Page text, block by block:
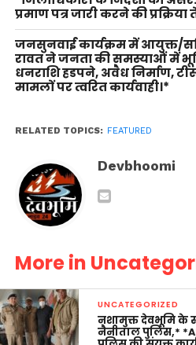
प्रमाण पत्र जारी करने की प्रक्रिया
जनसुनवाई कार्यक्रम में आयुक्त/
रावत ने जनता की समस्याओं में
धनराशि हडपने, अवैध निर्माण,
मामलों पर त्वरित कार्यवाही।*
RELATED TOPICS: FEATURED
Devbhoomi
More in
UNCATEGORIZED
नशामुक्त देवभूमि के
नैनीताल पुलिस,*